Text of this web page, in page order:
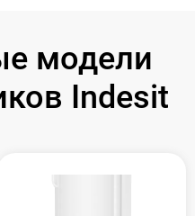
модели
Indesit